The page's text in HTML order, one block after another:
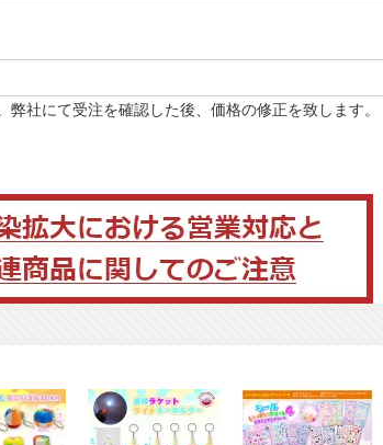
社にて受注を確認した後、価格の修正を致します。